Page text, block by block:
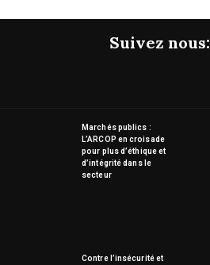
Suivez nous:
Marchés publics :
L’ARCOP en croisade
pour plus d’éthique et
d’intégrité dans le
secteur
Contre l’insécurité et